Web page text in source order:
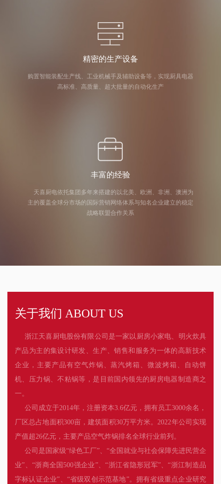
精密的生产设备
购置智能装配生产线、工业机械手及辅助设备等，实现厨具电器
高标准、高质量、超大批量的自动化生产
丰富的经验
天喜厨电依托集团多年来搭建的以北美、欧洲、非洲、澳洲为
主的覆盖全球分市场的国际营销网络体系与知名企业建立的稳定
战略联盟合作关系
关于我们 ABOUT US
浙江天喜厨电股份有限公司是一家以厨房小家电、明火炊具
产品为主的集设计研发、生产、销售和服务为一体的高新技术
企业，主要产品有空气炸锅、蒸汽烤箱、微波烤箱、自动饼
机、压力锅、不粘锅等，是目前国内领先的厨房电器制造商之
一。
公司成立于2014年，注册资本3.6亿元，拥有员工3000余名，
厂区总占地面积300亩，建筑面积30万平方米。2022年公司实现
产值超26亿元，主要产品空气炸锅排名全球行业前列。
公司是国家级“绿色工厂”、“全国就业与社会保障先进民营企
业”、“浙商全国500强企业”、“浙江省隐形冠军”、“浙江制造品
字标认证企业”、“省级双创示范基地”。拥有省级重点企业研究